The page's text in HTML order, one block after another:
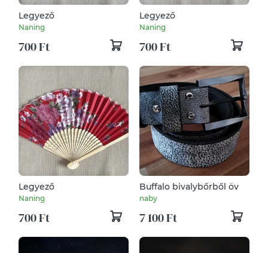
Legyező
Naning
700 Ft
Legyező
Naning
700 Ft
Legyező
Naning
700 Ft
Buffalo bivalybőrből öv
naby
7 100 Ft